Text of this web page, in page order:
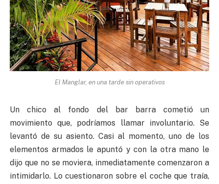
El Manglar, en una tarde sin operativos
Un chico al fondo del bar barra cometió un
movimiento que, podríamos llamar involuntario. Se
levantó de su asiento. Casi al momento, uno de los
elementos armados le apuntó y con la otra mano le
dijo que no se moviera, inmediatamente comenzaron a
intimidarlo. Lo cuestionaron sobre el coche que traía,